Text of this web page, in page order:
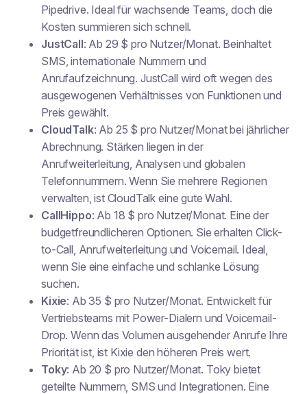
Pipedrive. Ideal für wachsende Teams, doch die
Kosten summieren sich schnell.
JustCall: Ab 29 $ pro Nutzer/Monat. Beinhaltet
SMS, internationale Nummern und
Anrufaufzeichnung. JustCall wird oft wegen des
ausgewogenen Verhältnisses von Funktionen und
Preis gewählt.
CloudTalk: Ab 25 $ pro Nutzer/Monat bei jährlicher
Abrechnung. Stärken liegen in der
Anrufweiterleitung, Analysen und globalen
Telefonnummern. Wenn Sie mehrere Regionen
verwalten, ist CloudTalk eine gute Wahl.
CallHippo: Ab 18 $ pro Nutzer/Monat. Eine der
budgetfreundlicheren Optionen. Sie erhalten Click-
to-Call, Anrufweiterleitung und Voicemail. Ideal,
wenn Sie eine einfache und schlanke Lösung
suchen.
Kixie: Ab 35 $ pro Nutzer/Monat. Entwickelt für
Vertriebsteams mit Power-Dialern und Voicemail-
Drop. Wenn das Volumen ausgehender Anrufe Ihre
Priorität ist, ist Kixie den höheren Preis wert.
Toky: Ab 20 $ pro Nutzer/Monat. Toky bietet
geteilte Nummern, SMS und Integrationen. Eine